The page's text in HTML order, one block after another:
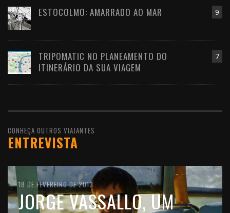
9
ESTOCOLMO: AMARRADO AO MAR
7
TRIPOMATIC NO PLANEAMENTO DO
ITINERÁRIO DA SUA VIAGEM
CONHEÇA OUTROS VIAJANTES
ENTREVISTA
10 DE FEVEREIRO DE 2016
JOÃO LEITÃO, UM
18 DE FEVEREIRO DE 2013
JORGE VASSALLO, UM
11 DE OUTUBRO DE 2012
FILIPE MORATO GOMES,